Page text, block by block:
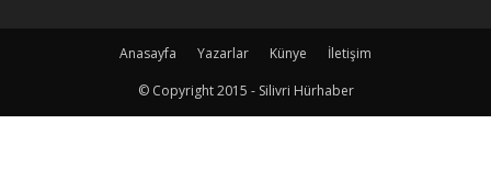
Anasayfa Yazarlar Künye
İletişim
© Copyright 2015 - Silivri Hürhaber